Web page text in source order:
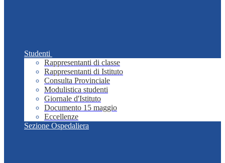
Studenti
Rappresentanti di classe
Rappresentanti di Istituto
Consulta Provinciale
Modulistica studenti
Giornale d'Istituto
Documento 15 maggio
Eccellenze
Sezione Ospedaliera